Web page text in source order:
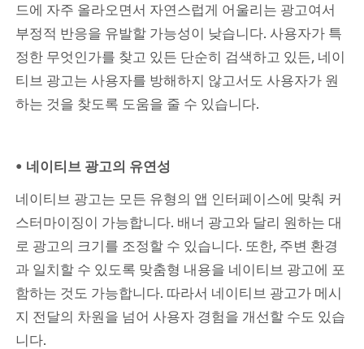
드에 자주 올라오면서 자연스럽게 어울리는 광고여서
부정적 반응을 유발할 가능성이 낮습니다. 사용자가 특
정한 무엇인가를 찾고 있든 단순히 검색하고 있든, 네이
티브 광고는 사용자를 방해하지 않고서도 사용자가 원
하는 것을 찾도록 도움을 줄 수 있습니다.
• 네이티브 광고의 유연성
네이티브 광고는 모든 유형의 앱 인터페이스에 맞춰 커
스터마이징이 가능합니다. 배너 광고와 달리 원하는 대
로 광고의 크기를 조정할 수 있습니다. 또한, 주변 환경
과 일치할 수 있도록 맞춤형 내용을 네이티브 광고에 포
함하는 것도 가능합니다. 따라서 네이티브 광고가 메시
지 전달의 차원을 넘어 사용자 경험을 개선할 수도 있습
니다.